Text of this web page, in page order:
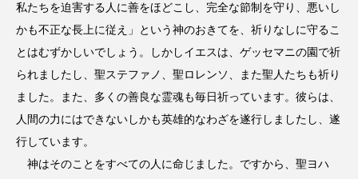
私たちを迫害する人に善をほどこし、完全な節制を守り、悪いし
かも不正な長上に従え」という神のおきてを、祈りなしに守るこ
とはむずかしいでしょう。しかしイエスは、ゲッセマニの園で祈
られましたし、聖ステファノ、聖ロレンソ、また聖人たちも祈り
ました。また、多くの善良な霊魂も毎日祈っています。彼らは、
人間の力にはできないしかも英雄的なわざを遂行しましたし、遂
行しています。
神はそのことをすべての人に命じました。ですから、聖ヨハ